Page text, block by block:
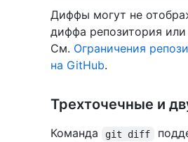
Диффы могут не
диффа репозитория
См. Ограничения
на GitHub.
Трехточечные и
Команда git diff